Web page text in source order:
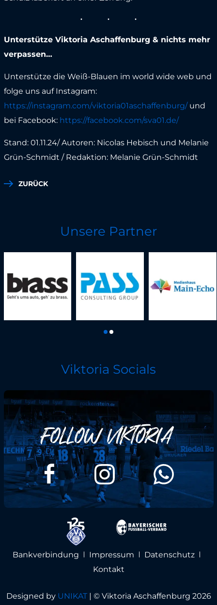
Unterstütze Viktoria Aschaffenburg & nichts mehr
verpassen…
Unterstütze die Weiß-Blauen im world wide web und
folge uns auf Instagram:
https://instagram.com/viktoria01aschaffenburg/und
bei Facebook: https://facebook.com/sva01.de/
Stand: 01.11.24/ Autoren: Nicolas Hebisch und Melanie
Grün-Schmidt / Redaktion: Melanie Grün-Schmidt
ZURÜCK
Unsere Partner
Viktoria Socials
Bankverbindung Impressum
Datenschutz
Kontakt
Designed by UNIKAT| © Viktoria Aschaffenburg 2026